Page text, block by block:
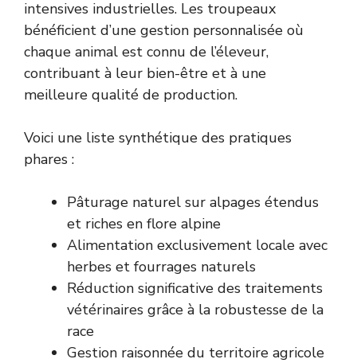
intensives industrielles. Les troupeaux
bénéficient d’une gestion personnalisée où
chaque animal est connu de l’éleveur,
contribuant à leur bien-être et à une
meilleure qualité de production.
Voici une liste synthétique des pratiques
phares :
Pâturage naturel sur alpages étendus
et riches en flore alpine
Alimentation exclusivement locale avec
herbes et fourrages naturels
Réduction significative des traitements
vétérinaires grâce à la robustesse de la
race
Gestion raisonnée du territoire agricole